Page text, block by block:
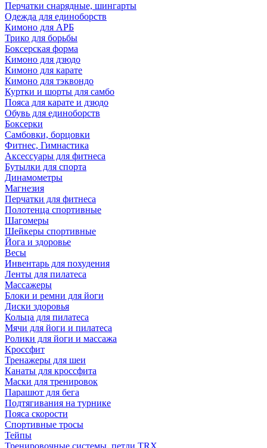
Перчатки снарядные, шингарты
Одежда для единоборств
Кимоно для АРБ
Трико для борьбы
Боксерская форма
Кимоно для дзюдо
Кимоно для карате
Кимоно для тэквондо
Куртки и шорты для самбо
Пояса для карате и дзюдо
Обувь для единоборств
Боксерки
Самбовки, борцовки
Фитнес, Гимнастика
Аксессуары для фитнеса
Бутылки для спорта
Динамометры
Магнезия
Перчатки для фитнеса
Полотенца спортивные
Шагомеры
Шейкеры спортивные
Йога и здоровье
Весы
Инвентарь для похудения
Ленты для пилатеса
Массажеры
Блоки и ремни для йоги
Диски здоровья
Кольца для пилатеса
Мячи для йоги и пилатеса
Ролики для йоги и массажа
Кроссфит
Тренажеры для шеи
Канаты для кроссфита
Маски для тренировок
Парашют для бега
Подтягивания на турнике
Пояса скорости
Спортивные тросы
Тейпы
Тренировочные системы, петли TRX